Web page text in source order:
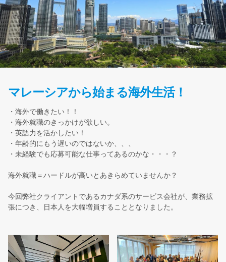
マレーシアから始まる海外生活！
・海外で働きたい！！
・海外就職のきっかけが欲しい。
・英語力を活かしたい！
・年齢的にもう遅いのではないか、、、
・未経験でも応募可能な仕事ってあるのかな・・・？
海外就職＝ハードルが高いとあきらめていませんか？
今回弊社クライアントであるカナダ系のサービス会社が、業務拡
張につき、日本人を大幅増員することとなりました。